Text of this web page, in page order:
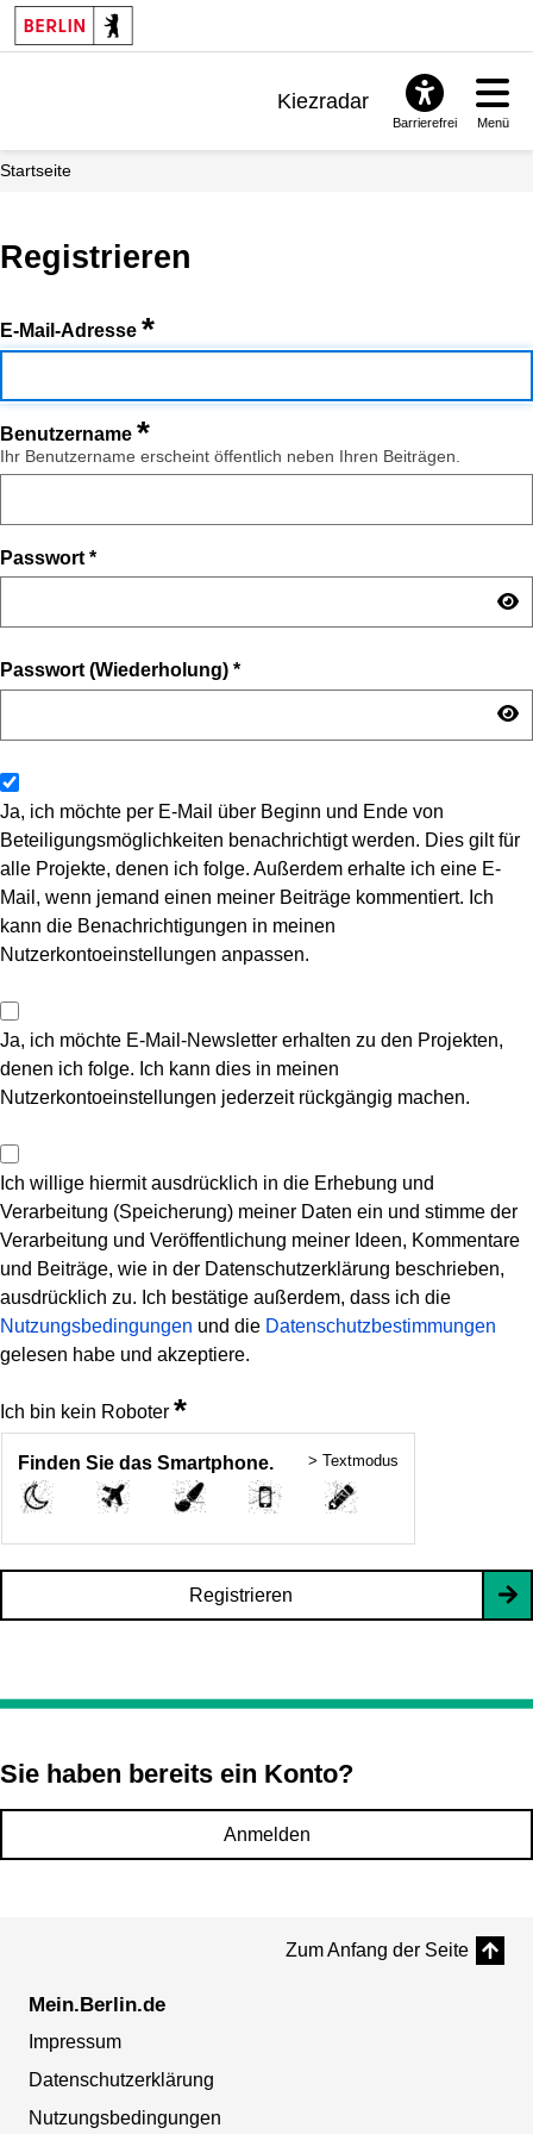
Kiezradar
Barrierefrei Menü
Startseite
Registrieren
E-Mail-Adresse *
Benutzername *
Ihr Benutzername erscheint öffentlich neben Ihren Beiträgen.
Passwort *
Passwort (Wiederholung) *
Ja, ich möchte per E-Mail über Beginn und Ende von
Beteiligungsmöglichkeiten benachrichtigt werden. Dies gilt für
alle Projekte, denen ich folge. Außerdem erhalte ich eine E-
Mail, wenn jemand einen meiner Beiträge kommentiert. Ich
kann die Benachrichtigungen in meinen
Nutzerkontoeinstellungen anpassen.
Ja, ich möchte E-Mail-Newsletter erhalten zu den Projekten,
denen ich folge. Ich kann dies in meinen
Nutzerkontoeinstellungen jederzeit rückgängig machen.
Ich willige hiermit ausdrücklich in die Erhebung und
Verarbeitung (Speicherung) meiner Daten ein und stimme der
Verarbeitung und Veröffentlichung meiner Ideen, Kommentare
und Beiträge, wie in der Datenschutzerklärung beschrieben,
ausdrücklich zu. Ich bestätige außerdem, dass ich die
Nutzungsbedingungen und die Datenschutzbestimmungen
gelesen habe und akzeptiere.
Ich bin kein Roboter *
Finden Sie das Smartphone. > Textmodus
Registrieren
Sie haben bereits ein Konto?
Anmelden
Zum Anfang der Seite
Mein.Berlin.de
Impressum
Datenschutzerklärung
Nutzungsbedingungen